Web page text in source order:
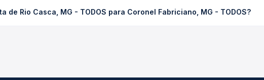
da compra. Na Quero Passagem você compara os preços de todas as
de Rio Casca, MG - TODOS para Coronel Fabriciano, MG - TODOS?